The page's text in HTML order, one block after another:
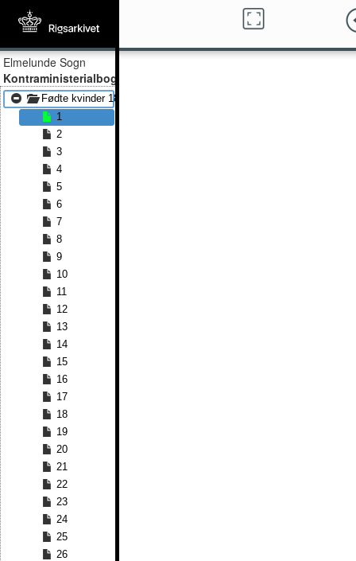
Elmelunde Sogn
Kontraministerialbog
Fødte kvinder 1814 - Fødte kvinder 1822
1
2
3
4
5
6
7
8
9
10
11
12
13
14
15
16
17
18
19
20
21
22
23
24
25
26